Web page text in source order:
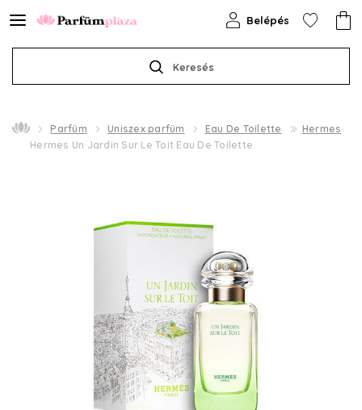
Keresés
Belépés
Parfüm Uniszex parfüm Eau De Toilette
Hermes
Hermes Un Jardin Sur Le Toit Eau De Toilette